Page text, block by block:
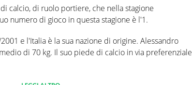
calcio, di ruolo portiere, che nella stagione
numero di gioco in questa stagione è l'1.
e l'Italia è la sua nazione di origine. Alessandro
di 70 kg. Il suo piede di calcio in via preferenziale